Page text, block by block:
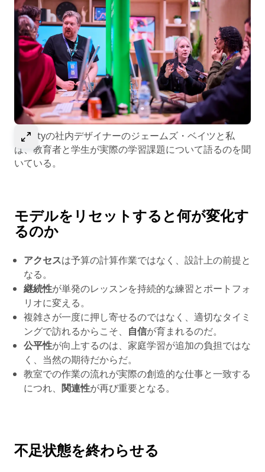
Select to expand image
Affinityの社内デザイナーのジェームズ・ベイツと私
は、教育者と学生が実際の学習課題について語るのを聞
いている。
モデルをリセットすると何が変化す
るのか
アクセスは予算の計算作業ではなく、設計上の前提と
なる。
継続性が単発のレッスンを持続的な練習とポートフォ
リオに変える。
複雑さが一度に押し寄せるのではなく、適切なタイミ
ングで訪れるからこそ、 自信が育まれるのだ。
公平性が向上するのは、家庭学習が追加の負担ではな
く、当然の期待だからだ。
教室での作業の流れが実際の創造的な仕事と一致する
につれ、 関連性が再び重要となる。
不足状態を終わらせる